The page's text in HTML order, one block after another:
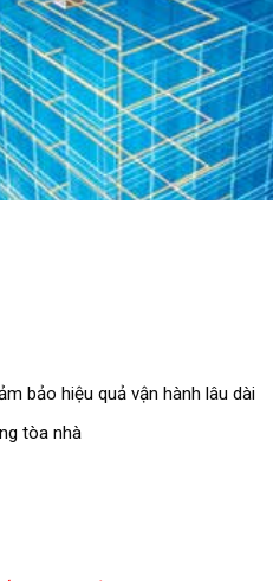
bảo hiệu quả vận hành lâu dài
tòa nhà